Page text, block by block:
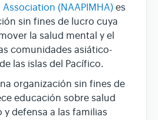
(NAAPIMHA)es
sin fines de lucro cuya
la salud mental y el
comunidades asiático-
las islas del Pacífico.
organización sin fines de
educación sobre salud
y defensa a las familias